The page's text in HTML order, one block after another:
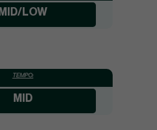
MID/LOW
TEMPO:
MID